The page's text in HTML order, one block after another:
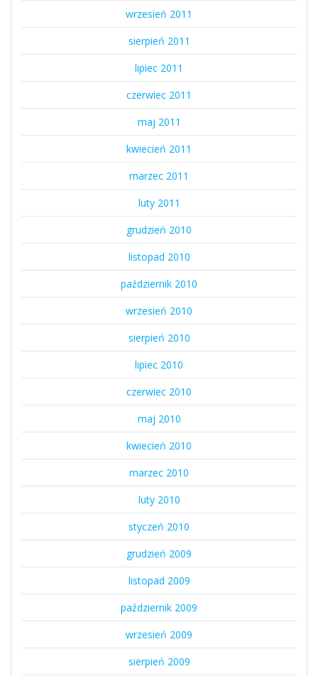
wrzesień 2011
sierpień 2011
lipiec 2011
czerwiec 2011
maj 2011
kwiecień 2011
marzec 2011
luty 2011
grudzień 2010
listopad 2010
październik 2010
wrzesień 2010
sierpień 2010
lipiec 2010
czerwiec 2010
maj 2010
kwiecień 2010
marzec 2010
luty 2010
styczeń 2010
grudzień 2009
listopad 2009
październik 2009
wrzesień 2009
sierpień 2009